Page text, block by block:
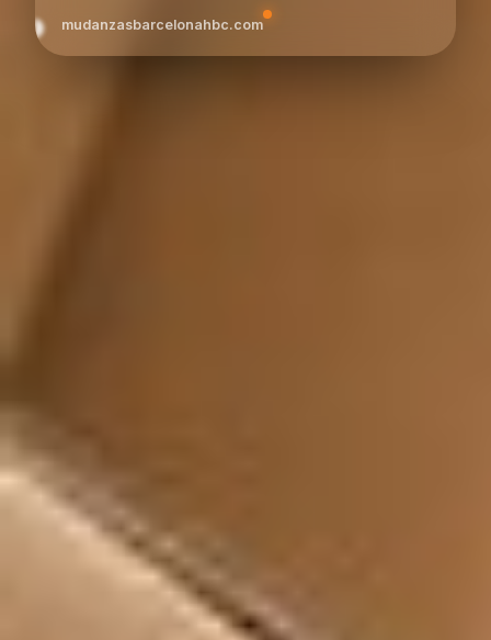
mudanzasbarcelonahbc.com